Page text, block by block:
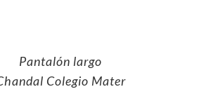
Pantalón largo
Colegio Mater